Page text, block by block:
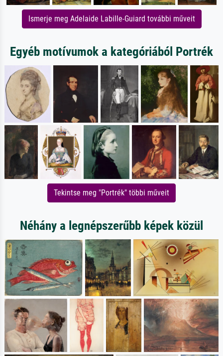
Ismerje meg Adelaide Labille-Guiard további műveit
Egyéb motívumok a kategóriából Portrék
Tekintse meg "Portrék" többi műveit
Néhány a legnépszerűbb képek közül